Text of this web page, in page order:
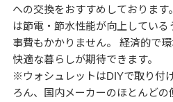
への交換をおすすめしております
は節電・節水性能が向上してい
事費もかかりません。 経済的で
快適な暮らしが期待できます。
※ウォシュレットはDIYで取り付
ろん、国内メーカーのほとんどの